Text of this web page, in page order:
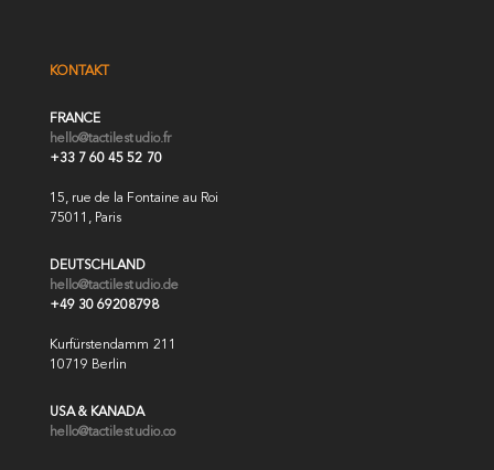
KONTAKT
FRANCE
hello@tactilestudio.fr
+33 7 60 45 52 70
15, rue de la Fontaine au Roi
75011, Paris
DEUTSCHLAND
hello@tactilestudio.de
+49 30 69208798
Kurfürstendamm 211
10719 Berlin
USA & KANADA
hello@tactilestudio.co